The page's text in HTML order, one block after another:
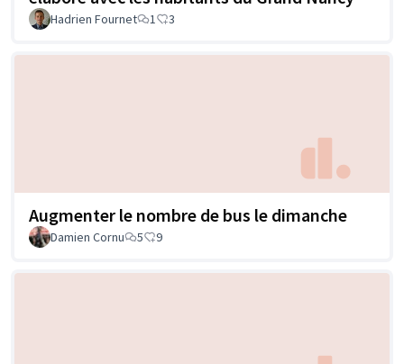
Hadrien Fournet 1 3
Augmenter le nombre de bus le dimanche
Damien Cornu 5 9